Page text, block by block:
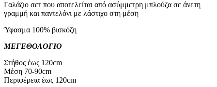
Γαλάζιο σετ που αποτελείται από ασύμμετρη μπλούζα σε άνετη
γραμμή και παντελόνι με λάστιχο στη μέση
Ύφασμα 100% βισκόζη
ΜΕΓΕΘΟΛΟΓΙΟ
Στήθος έως 120cm
Μέση 70-90cm
Περιφέρεια έως 120cm